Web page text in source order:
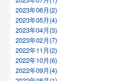
2023年06月(2)
2023年05月(4)
2023年04月(3)
2023年02月(7)
2022年11月(2)
2022年10月(6)
2022年09月(4)